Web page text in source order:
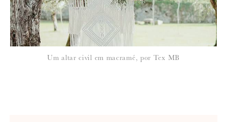
Um altar civil em macramé, por Tex MB